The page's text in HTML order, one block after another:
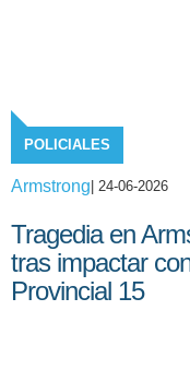
POLICIALES
Armstrong | 24-06-2026
Tragedia en
tras impactar
Provincial 15